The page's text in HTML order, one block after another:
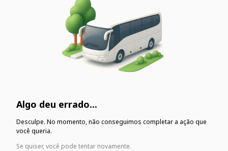
Algo deu errado...
Desculpe. No momento, não conseguimos completar a ação que
você queria.
Se quiser, você pode tentar novamente.